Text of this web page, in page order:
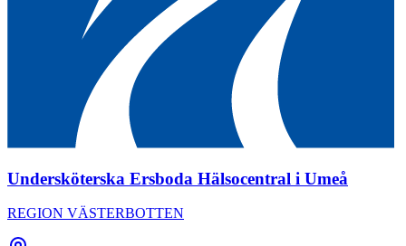
Undersköterska Ersboda Hälsocentral i Umeå
REGION VÄSTERBOTTEN